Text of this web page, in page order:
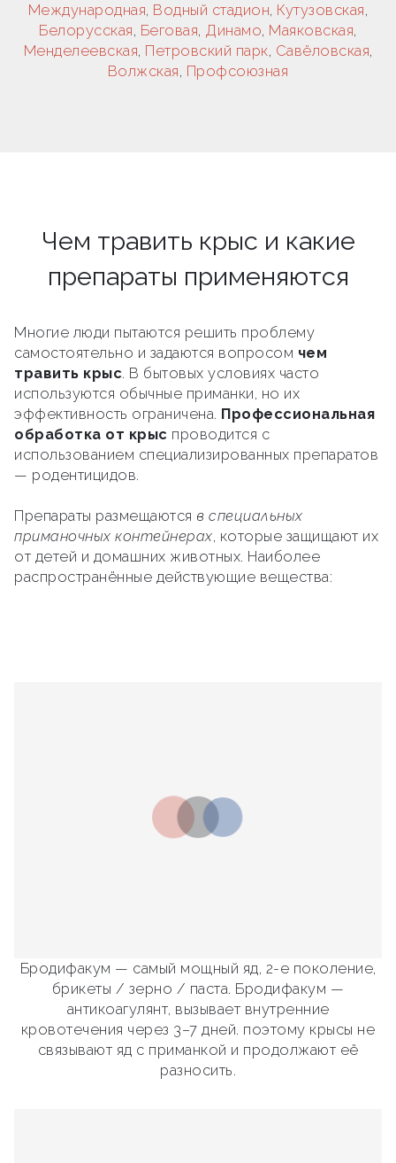
Международная, Водный стадион, Кутузовская,
Белорусская, Беговая, Динамо, Маяковская,
Менделеевская, Петровский парк, Савёловская,
Волжская, Профсоюзная
Чем травить крыс и какие
препараты применяются
Многие люди пытаются решить проблему
самостоятельно и задаются вопросом чем
травить крыс. В бытовых условиях часто
используются обычные приманки, но их
эффективность ограничена. Профессиональная
обработка от крыс проводится с
использованием специализированных препаратов
— родентицидов.
Препараты размещаются в специальных
приманочных контейнерах, которые защищают их
от детей и домашних животных. Наиболее
распространённые действующие вещества:
Бродифакум — самый мощный яд, 2-е поколение,
брикеты / зерно / паста. Бродифакум —
антикоагулянт, вызывает внутренние
кровотечения через 3–7 дней. поэтому крысы не
связывают яд с приманкой и продолжают её
разносить.